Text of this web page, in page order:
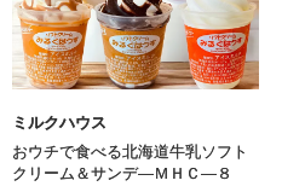
ミルクハウス
おウチで食べる北海道牛乳ソフト
クリーム＆サンデ―ＭＨＣ―８